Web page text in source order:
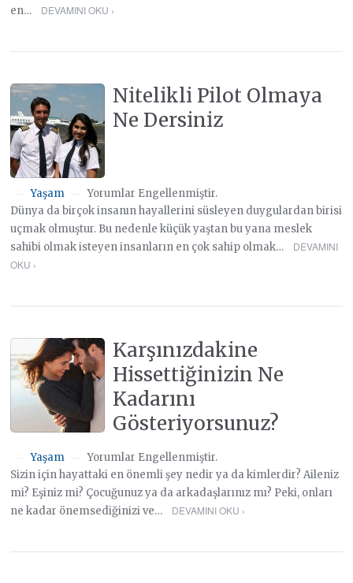
en…
DEVAMINI OKU ›
Nitelikli Pilot Olmaya
Ne Dersiniz
Yaşam
Yorumlar Engellenmiştir.
Dünya da birçok insanın hayallerini süsleyen duygulardan birisi
uçmak olmuştur. Bu nedenle küçük yaştan bu yana meslek
sahibi olmak isteyen insanların en çok sahip olmak…
DEVAMINI
OKU ›
Karşınızdakine
Hissettiğinizin Ne
Kadarını
Gösteriyorsunuz?
Yaşam
Yorumlar Engellenmiştir.
Sizin için hayattaki en önemli şey nedir ya da kimlerdir? Aileniz
mi? Eşiniz mi? Çocuğunuz ya da arkadaşlarınız mı? Peki, onları
ne kadar önemsediğinizi ve…
DEVAMINI OKU ›